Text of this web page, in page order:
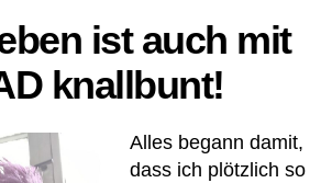
ist auch mit
knallbunt!
Alles begann damit,
dass ich plötzlich so